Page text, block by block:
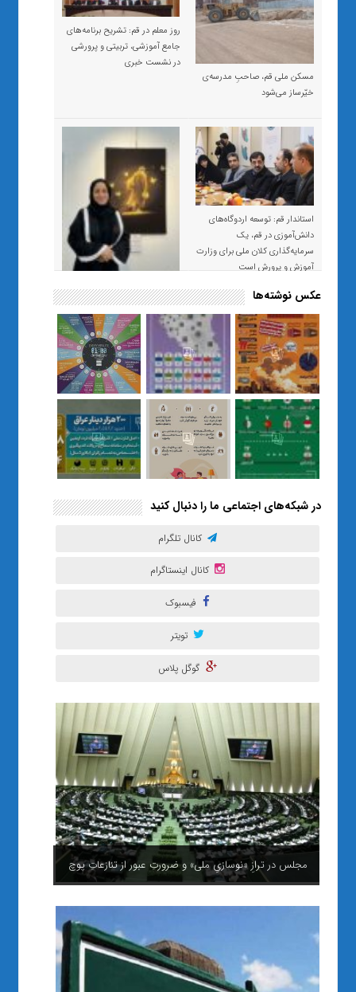
مسکن ملی قم، صاحبِ مدرسه‌ی
خیّرساز می‌شود
روز معلم در قم: تشریح برنامه‌های
جامع آموزشی، تربیتی و پرورشی
در نشست خبری
استاندار قم: توسعه اردوگاه‌های
دانش‌آموزی در قم، یک
سرمایه‌گذاری کلان ملی برای وزارت
آموزش و پرورش است
«صبر و اعتماد؛ روایت معلمی که
نسل Z را از بی‌هدفی به خودباوری
رساند / از یک کلاس ساده در قم تا
حضور مشترک معلم و هنرجویان
در مهم‌ترین گالری قرآنی هوش
مصنوعی تهران
عکس نوشته‌ها
در شبکه‌های اجتماعی ما را دنبال کنید
کانال تلگرام
کانال اینستاگرام
فیسبوک
تویتر
گوگل پلاس
مجلس در ترازِ «نوسازیِ ملی» و ضرورتِ عبور از تنازعاتِ پوچ
صمت قم در خواب؛ شعار سال روی هوا!!